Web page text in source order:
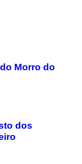
Morro do
dos